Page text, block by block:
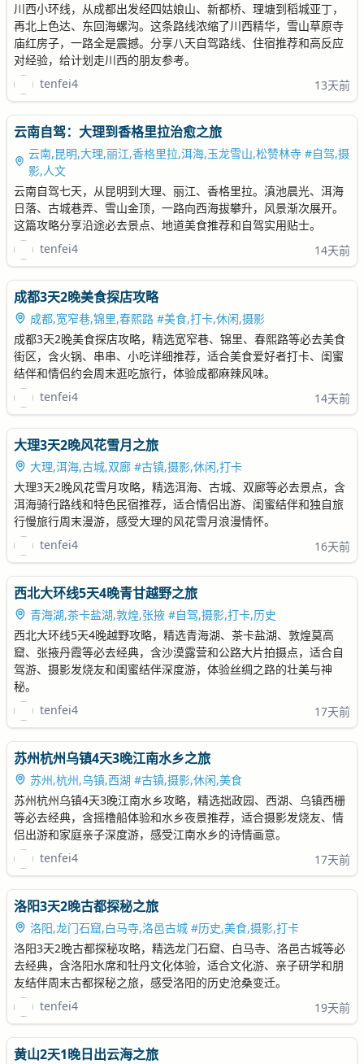
川西小环线，从成都出发经四姑娘山、新都桥、理塘到稻城亚丁，
再北上色达、东回海螺沟。这条路线浓缩了川西精华，雪山草原寺
庙红房子，一路全是震撼。分享八天自驾路线、住宿推荐和高反应
对经验，给计划走川西的朋友参考。
tenfei4
13天前
云南自驾：大理到香格里拉治愈之旅
云南,昆明,大理,丽江,香格里拉,洱海,玉龙雪山,松赞林寺 #自驾,摄
影,人文
云南自驾七天，从昆明到大理、丽江、香格里拉。滇池晨光、洱海
日落、古城巷弄、雪山金顶，一路向西海拔攀升，风景渐次展开。
这篇攻略分享沿途必去景点、地道美食推荐和自驾实用贴士。
tenfei4
14天前
成都3天2晚美食探店攻略
成都,宽窄巷,锦里,春熙路 #美食,打卡,休闲,摄影
成都3天2晚美食探店攻略，精选宽窄巷、锦里、春熙路等必去美食
街区，含火锅、串串、小吃详细推荐，适合美食爱好者打卡、闺蜜
结伴和情侣约会周末逛吃旅行，体验成都麻辣风味。
tenfei4
14天前
大理3天2晚风花雪月之旅
大理,洱海,古城,双廊 #古镇,摄影,休闲,打卡
大理3天2晚风花雪月攻略，精选洱海、古城、双廊等必去景点，含
洱海骑行路线和特色民宿推荐，适合情侣出游、闺蜜结伴和独自旅
行慢旅行周末漫游，感受大理的风花雪月浪漫情怀。
tenfei4
16天前
西北大环线5天4晚青甘越野之旅
青海湖,茶卡盐湖,敦煌,张掖 #自驾,摄影,打卡,历史
西北大环线5天4晚越野攻略，精选青海湖、茶卡盐湖、敦煌莫高
窟、张掖丹霞等必去经典，含沙漠露营和公路大片拍摄点，适合自
驾游、摄影发烧友和闺蜜结伴深度游，体验丝绸之路的壮美与神
秘。
tenfei4
17天前
苏州杭州乌镇4天3晚江南水乡之旅
苏州,杭州,乌镇,西湖 #古镇,摄影,休闲,美食
苏州杭州乌镇4天3晚江南水乡攻略，精选拙政园、西湖、乌镇西栅
等必去经典，含摇橹船体验和水乡夜景推荐，适合摄影发烧友、情
侣出游和家庭亲子深度游，感受江南水乡的诗情画意。
tenfei4
17天前
洛阳3天2晚古都探秘之旅
洛阳,龙门石窟,白马寺,洛邑古城 #历史,美食,摄影,打卡
洛阳3天2晚古都探秘攻略，精选龙门石窟、白马寺、洛邑古城等必
去经典，含洛阳水席和牡丹文化体验，适合文化游、亲子研学和朋
友结伴周末古都探秘之旅，感受洛阳的历史沧桑变迁。
tenfei4
19天前
黄山2天1晚日出云海之旅